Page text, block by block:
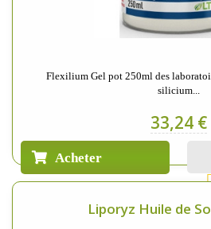
Flexilium Gel pot 250ml des
silicium...
33,24 €
Acheter
Liporyz Huile de